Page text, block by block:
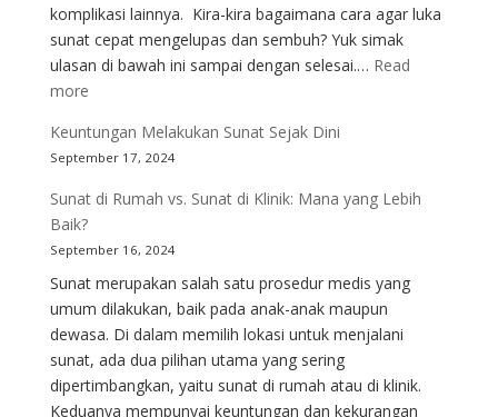
komplikasi lainnya. Kira-kira bagaimana cara agar luka
sunat cepat mengelupas dan sembuh? Yuk simak
ulasan di bawah ini sampai dengan selesai.… Read
more:
Setelah
Sunat:
Apa
yang
Harus
Keuntungan Melakukan Sunat Sejak Dini
September 17, 2024
Sunat di Rumah vs. Sunat di Klinik: Mana yang Lebih
Baik?
September 16, 2024
Sunat merupakan salah satu prosedur medis yang
umum dilakukan, baik pada anak-anak maupun
dewasa. Di dalam memilih lokasi untuk menjalani
sunat, ada dua pilihan utama yang sering
dipertimbangkan, yaitu sunat di rumah atau di klinik.
Keduanya mempunyai keuntungan dan kekurangan